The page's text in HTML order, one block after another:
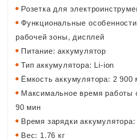
Розетка для
Функциональные
рабочей зоны, дисплей
Питание: аккумулятор
Тип аккумулятора: Li-ion
Ёмкость аккумулятора: 2 900
Максимальное время работы
90 мин
Время зарядки
Вес: 1.76 кг